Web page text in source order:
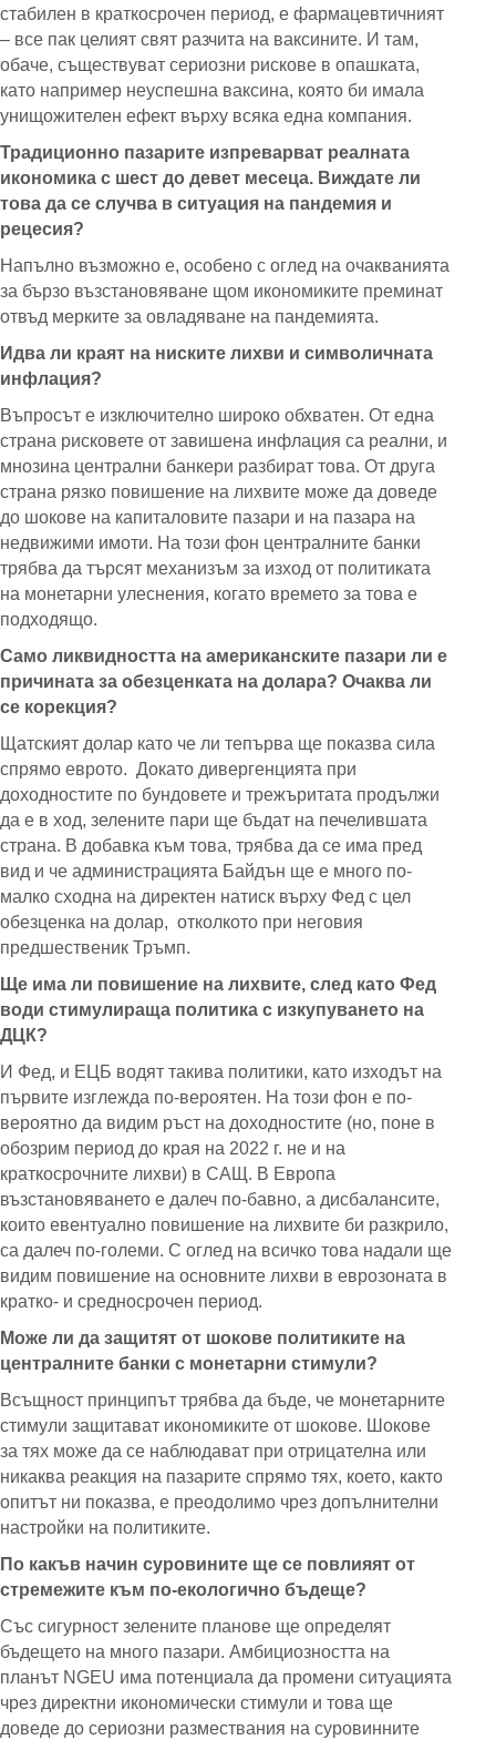
стабилен в краткосрочен период, е фармацевтичният
– все пак целият свят разчита на ваксините. И там,
обаче, съществуват сериозни рискове в опашката,
като например неуспешна ваксина, която би имала
унищожителен ефект върху всяка една компания.
Традиционно пазарите изпреварват реалната
икономика с шест до девет месеца. Виждате ли
това да се случва в ситуация на пандемия и
рецесия?
Напълно възможно е, особено с оглед на очакванията
за бързо възстановяване щом икономиките преминат
отвъд мерките за овладяване на пандемията.
Идва ли краят на ниските лихви и символичната
инфлация?
Въпросът е изключително широко обхватен. От една
страна рисковете от завишена инфлация са реални, и
мнозина централни банкери разбират това. От друга
страна рязко повишение на лихвите може да доведе
до шокове на капиталовите пазари и на пазара на
недвижими имоти. На този фон централните банки
трябва да търсят механизъм за изход от политиката
на монетарни улеснения, когато времето за това е
подходящо.
Само ликвидността на американските пазари ли е
причината за обезценката на долара? Очаква ли
се корекция?
Щатският долар като че ли тепърва ще показва сила
спрямо еврото. Докато дивергенцията при
доходностите по бундовете и трежъритата продължи
да е в ход, зелените пари ще бъдат на печелившата
страна. В добавка към това, трябва да се има пред
вид и че администрацията Байдън ще е много по-
малко сходна на директен натиск върху Фед с цел
обезценка на долар, отколкото при неговия
предшественик Тръмп.
Ще има ли повишение на лихвите, след като Фед
води стимулираща политика с изкупуването на
ДЦК?
И Фед, и ЕЦБ водят такива политики, като изходът на
първите изглежда по-вероятен. На този фон е по-
вероятно да видим ръст на доходностите (но, поне в
обозрим период до края на 2022 г. не и на
краткосрочните лихви) в САЩ. В Европа
възстановяването е далеч по-бавно, а дисбалансите,
които евентуално повишение на лихвите би разкрило,
са далеч по-големи. С оглед на всичко това надали ще
видим повишение на основните лихви в еврозоната в
кратко- и средносрочен период.
Може ли да защитят от шокове политиките на
централните банки с монетарни стимули?
Всъщност принципът трябва да бъде, че монетарните
стимули защитават икономиките от шокове. Шокове
за тях може да се наблюдават при отрицателна или
никаква реакция на пазарите спрямо тях, което, както
опитът ни показва, е преодолимо чрез допълнителни
настройки на политиките.
По какъв начин суровините ще се повлияят от
стремежите към по-екологично бъдеще?
Със сигурност зелените планове ще определят
бъдещето на много пазари. Амбициозността на
планът NGEU има потенциала да промени ситуацията
чрез директни икономически стимули и това ще
доведе до сериозни размествания на суровинните